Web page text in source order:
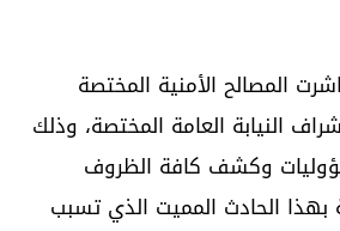
المصالح الأمنية المختصة
النيابة العامة المختصة، وذلك
وكشف كافة الظروف
بهذا الحادث المميت الذي تسبب